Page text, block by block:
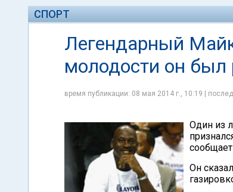
СПОРТ
Легендарный
молодости он был
время публикации: 08 мая 2014 г., 10:19 |
Один из
сообщает
Он